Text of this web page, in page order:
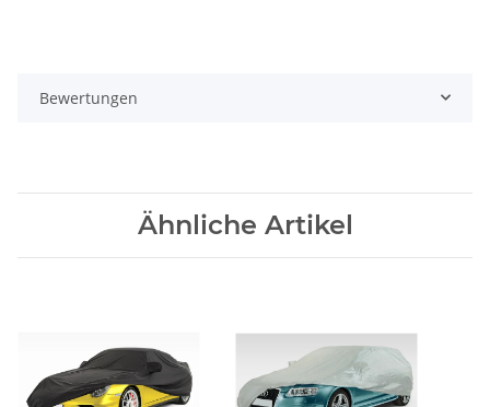
Bewertungen
Ähnliche Artikel